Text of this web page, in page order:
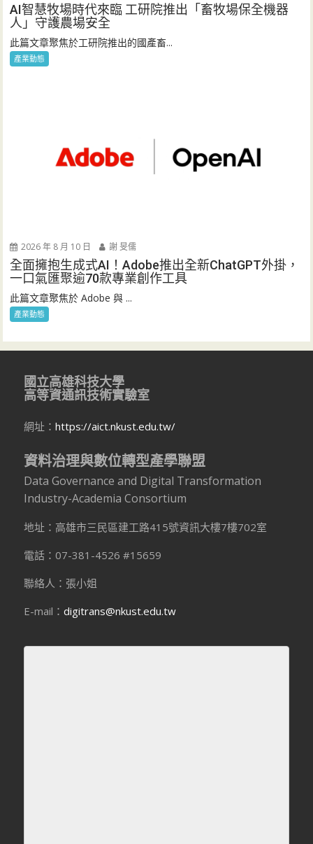
AI智慧牧場時代來臨 工研院推出「畜牧場保全機器
人」守護農場安全
此篇文章聚焦於工研院推出的國產畜...
產業動態
2026 年 8 月 10 日 謝 旻儒
全面擁抱生成式AI！Adobe推出全新ChatGPT外掛，
一口氣匯聚逾70款專業創作工具
此篇文章聚焦於 Adobe 與 ...
產業動態
國立高雄科技大學
高等資通訊技術實驗室
網址：https://aict.nkust.edu.tw/
資料治理與數位轉型產學聯盟
Data Governance and Digital Transformation
Industry-Academia Consortium
地址：高雄市三民區建工路415號資訊大樓7樓702室
電話：07-381-4526 #15659
聯絡人：張小姐
E-mail：digitrans@nkust.edu.tw